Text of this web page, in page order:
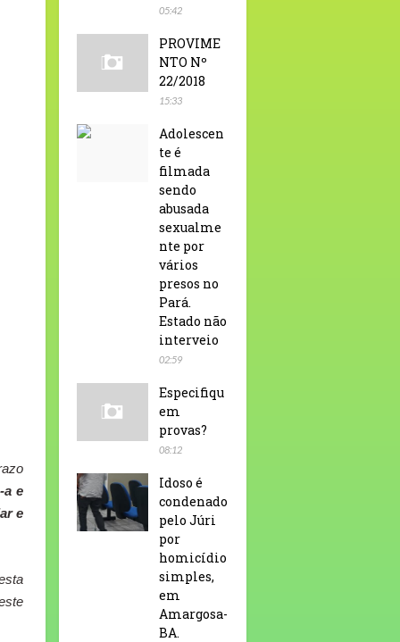
a e
e
05:42
PROVIME
NTO Nº
22/2018
15:33
Adolescen
te é
filmada
sendo
abusada
sexualme
nte por
vários
presos no
Pará.
Estado não
interveio
02:59
Especifiqu
em
provas?
08:12
Idoso é
condenado
pelo Júri
por
homicídio
simples,
em
Amargosa-
BA.